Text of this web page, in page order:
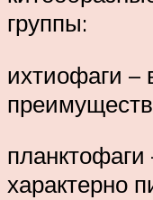
группы:
ихтиофаги
характерно